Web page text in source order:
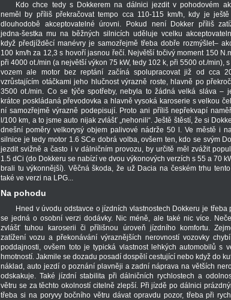
Kdo chce tedy s Dokkerem na dálnici jezdit v pohodovém
neměl by příliš překračovat tempo cca 110-115 km/h, kdy je
dlouhodobě akceptovatelné úrovni. Pokud není Dokker příliš
jedna-šestka mu na běžných silnicích uděluje vcelku
když předjížděcí manévry je samozřejmě třeba dobře rozmýšlet–
100 km/h za 12,3 s hovoří jasnou řečí. Největší točivý moment 150
při 4000 ot./min (a největší výkon 75 kW, tedy 102 k, při 5500 ot./min),
vozem ale motor bez reptání začíná spolupracovat již od cca
vzrůstajícím otáčkami jeho hlučnost výrazně roste, hlavně po
3500 ot./min. Co se týče spotřeby, nebyla to žádná velká sláva –
krátce poskládaná převodovka a hlavně vysoká karoserie s velkou
ní samozřejmě výrazně podepisují. Proto ani příliš nepřekvapí
l/100 km, a to jsme auto nijak zvlášť „nehonili“. Ještě štěstí, že si
dnešní poměry velkorysý objem palivové nádrže 50 l. Ve městě i
silnice je tedy motor 1.6 SCe dobrá volba, ovšem ten, kdo se svým
jezdit svižně a často i v dálničním provozu, by určitě měl zvážit
1.5 dCi (do Dokkeru se nabízí ve dvou výkonových verzích s 55 a 70
brali tu výkonnější). Věčná škoda, že už Dacia na českém trhu
také ve verzi na LPG...
Na pohodu
Hned v úvodu odstavce o jízdních vlastnostech Dokkeru je třeba
se jedná o osobní verzi dodávky. Nic méně, ale také nic více.
zvlášť tuhou karoserii či přílišnou úroveň jízdního komfortu.
zatížení vozu a překonávání výraznějších nerovností vozovky
poddajnosti, ovšem toto je typická vlastnost lehkých automobilů s
hmotností. Jakmile se dozadu posadí dospělí cestující nebo když do
náklad, auto jezdí o poznání plavněji a zadní náprava na větších
odskakuje. Také jízdní stabilita při dálničních rychlostech a
větru se za těchto okolností citelně zlepší. Při jízdě po dálnici
třeba si na poryvy bočního větru dávat opravdu pozor, třeba při